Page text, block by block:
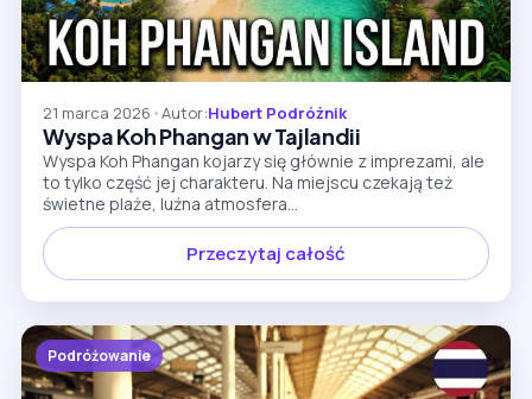
21 marca 2026 •Autor:Hubert Podróżnik
Wyspa Koh Phangan w Tajlandii
Wyspa Koh Phangan kojarzy się głównie z imprezami, ale
to tylko część jej charakteru. Na miejscu czekają też
świetne plaże, luźna atmosfera...
Przeczytaj całość
Podróżowanie